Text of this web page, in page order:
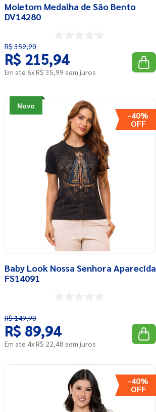
Moletom Medalha de São Bento
DV14280
R$359,90
R$ 215,94
Em até 6xR$ 35,99 sem juros
-40%
Novo
Baby Look Nossa Senhora Aparecida
FS14091
R$149,90
R$ 89,94
Em até 4xR$ 22,48 sem juros
-40%